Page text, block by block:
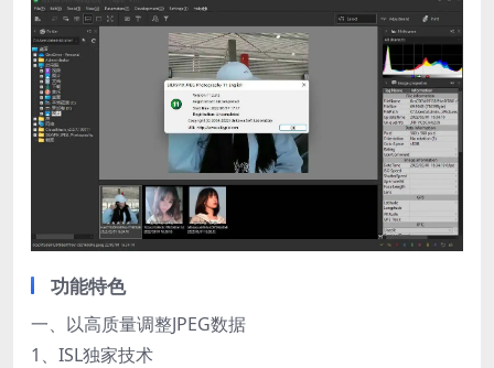
功能特色
一、以高质量调整JPEG数据
1、ISL独家技术